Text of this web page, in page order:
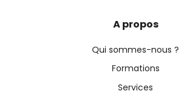
A propos
Qui sommes-nous ?
Formations
Services